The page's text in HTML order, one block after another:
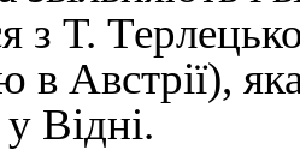
з Т.
Австрії),
Відні.